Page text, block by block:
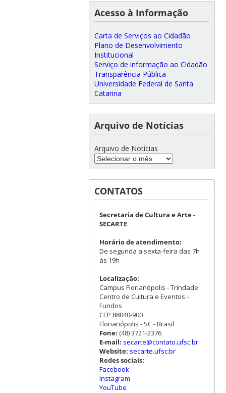
Acesso à Informação
Carta de Serviços ao Cidadão
Plano de Desenvolvimento
Institucional
Serviço de informação ao Cidadão
Transparência Pública
Universidade Federal de Santa
Catarina
Arquivo de Notícias
Arquivo de Notícias
CONTATOS
Secretaria de Cultura e Arte -
SECARTE
Horário de atendimento:
De segunda a sexta-feira das 7h
às 19h
Localização:
Campus Florianópolis - Trindade
Centro de Cultura e Eventos -
Fundos
CEP 88040-900
Florianópolis - SC - Brasil
Fone: (48) 3721-2376
E-mail: secarte@contato.ufsc.br
Website: secarte.ufsc.br
Redes sociais:
Facebook
Instagram
YouTube